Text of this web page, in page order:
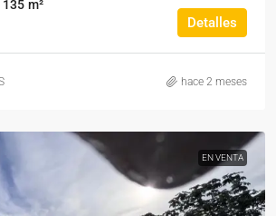
135 m²
Detalles
hace 2 meses
EN VENTA